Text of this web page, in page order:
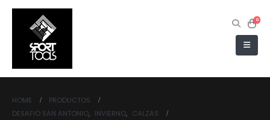
0
HOME
PRODUCTOS
DESAFIO SAN ANTONIO, INVIERNO, CALZAS